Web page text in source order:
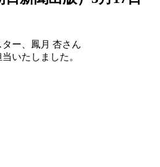
ー、鳳月 杏さん
いたしました。